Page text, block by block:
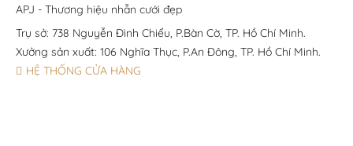
APJ - Thương hiệu nhẫn cưới đẹp
Trụ sở: 738 Nguyễn Đình Chiểu, P.Bàn Cờ, TP. Hồ Chí Minh.
Xưởng sản xuất: 106 Nghĩa Thục, P.An Đông, TP. Hồ Chí Minh.
HỆ THỐNG CỬA HÀNG